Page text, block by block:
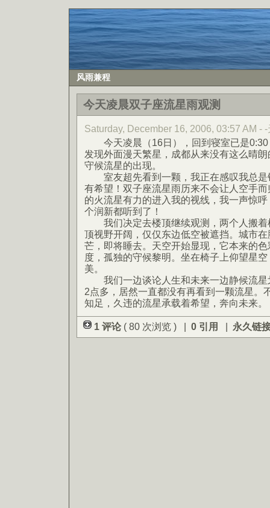
风雨兼程
今天凌晨双子座流星雨观测
Saturday, December 16, 2006, 03:57 AM -
今天凌晨（16日），回到寝室已是0:30
发现外面漫天繁星，成都从来没有这么晴
守候流星的出现。
室友超先看到一颗，我正在感叹我总是
有希望！双子座流星雨历来不会让人空手
的火流星有力的进入我的视线，我一声惊
个润新都听到了！
我们决定去楼顶继续观测，两个人搬着
顶视野开阔，仅仅东边低空被遮挡。城市
芒，即将睡去。天空开始显现，它本来的
度，孤独的守候黎明。坐在椅子上仰望星
美。
我们一边谈论人生和未来一边静候流星
2点多，居然一直都没有再看到一颗流星。
知足，久违的流星承载着希望，奔向未来。
1 评论 ( 80 次浏览 ) | 0 引用 | 永久链